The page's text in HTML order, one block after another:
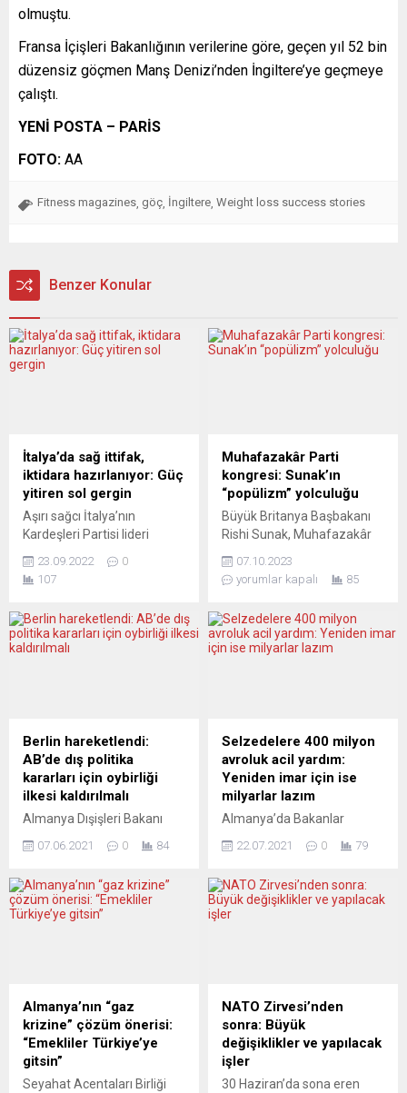
olmuştu.
Fransa İçişleri Bakanlığının verilerine göre, geçen yıl 52 bin
düzensiz göçmen Manş Denizi’nden İngiltere’ye geçmeye
çalıştı.
YENİ POSTA – PARİS
FOTO: AA
Fitness magazines göç İngiltere Weight loss success stories
Benzer Konular
İtalya’da sağ ittifak,
iktidara hazırlanıyor: Güç
yitiren sol gergin
Aşırı sağcı İtalya’nın
Kardeşleri Partisi lideri
gerginliğine dikkat çekerken,
aşırı sağdaki Lig Partisi lideri
göçmen girişlerini
durduracağını ilan etti.
Roma’da yaptı. Seçim
kampanyası döneminin
sonuna yaklaşıldığı ülkede,
seçim yasakları başlamadan
23.09.2022
0
107
Muhafazakâr Parti
kongresi: Sunak’ın
“popülizm” yolculuğu
Büyük Britanya Başbakanı
Rishi Sunak, Muhafazakâr
önemli vaatlerde bulundu.
Bu vaatler arasında iklim
geçirilmesi, yasadışı göçle
daha etkili mücadele, ve
projesinin durdurulması ve
sadece Birmingham’a kadar
olan bölümünün inşa
edilmesi planlanıyor. Ancak,
Muhafazakâr Parti,...
07.10.2023
yorumlar kapalı
85
Berlin hareketlendi:
AB’de dış politika
kararları için oybirliği
ilkesi kaldırılmalı
Almanya Dışişleri Bakanı
siyasal gözlemcilere göre,
gösteriyor ve Berlin
dizginleri ele almak istiyor.
konuşmada, AB dış
politikasının, veto edenler
tarafından felç edilerek
daha fazla rehin
tutulmasına izin
07.06.2021 0 84
Selzedelere 400 milyon
avroluk acil yardım:
Yeniden imar için ise
milyarlar lazım
Almanya’da Bakanlar
yardım için derhal ödenmek
paketi onayladı. Yeniden
imar içinse milyarlarca
bölgelere 400 milyon avroya
varan acil yardım paketini
kabul etti. Buna göre federal
hükümet derhal ödenmek
üzere 200 milyon avro
22.07.2021 0 79
Almanya’nın “gaz
krizine” çözüm önerisi:
“Emekliler Türkiye’ye
gitsin”
Seyahat Acentaları Birliği
NATO Zirvesi’nden
sonra: Büyük
değişiklikler ve yapılacak
işler
30 Haziran’da sona eren